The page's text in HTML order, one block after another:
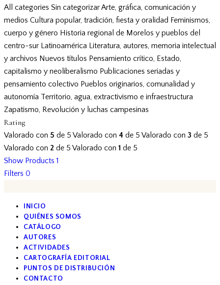
All categories Sin categorizarArte, gráfica, comunicación y
medios Cultura popular, tradición, fiesta y oralidad Feminismos,
cuerpo y género Historia regional de Morelos y pueblos del
centro-sur Latinoamérica Literatura, autores, memoria intelectual
y archivos Nuevos títulos Pensamiento crítico, Estado,
capitalismo y neoliberalismo Publicaciones seriadas y
pensamiento colectivo Pueblos originarios, comunalidad y
autonomía Territorio, agua, extractivismo e infraestructura
Zapatismo, Revolución y luchas campesinas
Rating
Valorado con 5 de 5 Valorado con 4 de 5 Valorado con 3 de 5
Valorado con 2 de 5 Valorado con 1 de 5
Show Products 1
Filters 0
INICIO
QUIÉNES SOMOS
CATÁLOGO
AUTORES
ACTIVIDADES
CARTOGRAFÍA EDITORIAL
PUNTOS DE DISTRIBUCIÓN
CONTACTO